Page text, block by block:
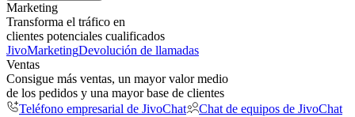
Marketing
Transforma el tráfico en
clientes potenciales cualificados
JivoMarketingDevolución de llamadas
Ventas
Consigue más ventas, un mayor valor medio
de los pedidos y una mayor base de clientes
Teléfono empresarial de JivoChat
Chat de equipos de JivoChat